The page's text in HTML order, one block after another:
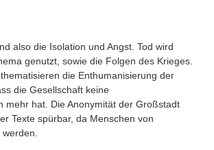
also die Isolation und Angst. Tod wird
genutzt, sowie die Folgen des Krieges.
die Enthumanisierung der
die Gesellschaft keine
mehr hat. Die Anonymität der Großstadt
Texte spürbar, da Menschen von